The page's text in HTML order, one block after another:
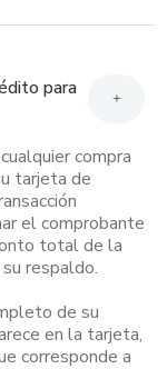
para
+
compra
tarjeta de
el comprobante
total de la
respaldo.
de su
en la tarjeta,
corresponde a